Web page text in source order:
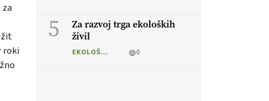
žit
roki
5
Za razvoj trga ekoloških
živil
EKOLOŠKO LOGIČNO 0